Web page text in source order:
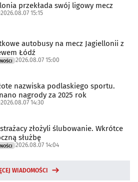
przekłada swój ligowy mecz
2026.08.07 15:15
autobusy na mecz Jagiellonii z
Łódź
2026.08.07 15:00
nazwiska podlaskiego sportu.
nagrody za 2025 rok
2026.08.07 14:30
złożyli ślubowanie. Wkrótce
służbę
2026.08.07 14:04
WIADOMOŚCI